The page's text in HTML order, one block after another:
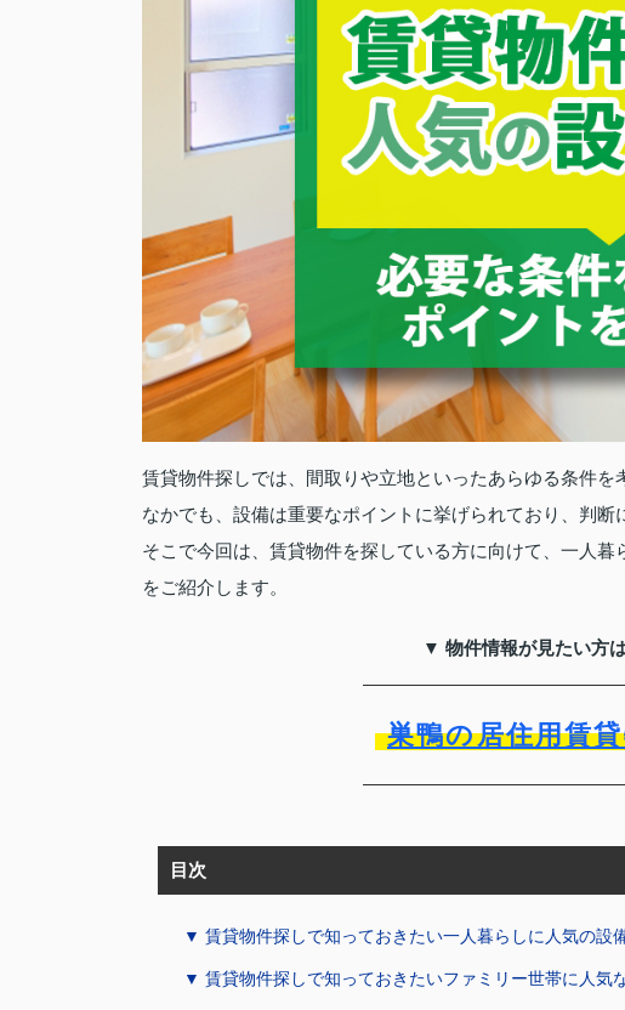
賃貸物件探しでは、間取りや立地といったあらゆる条件を
なかでも、設備は重要なポイントに挙げられており、判断
そこで今回は、賃貸物件を探している方に向けて、一人
をご紹介します。
▼ 物件情報が見たい方
巣鴨の居住用賃
目次
▼ 賃貸物件探しで知っておきたい一人暮らしに人気の設
▼ 賃貸物件探しで知っておきたいファミリー世帯に人気